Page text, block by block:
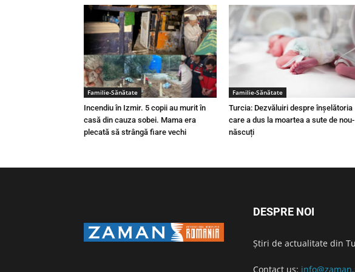
Familie-Sănătate
Incendiu în Izmir. 5 copii au murit în
casă din cauza sobei. Mama era
plecată să strângă fiare vechi
Familie-Sănătate
Turcia: Dezvăluiri despre înșelătoria
care a dus la moartea a sute de nou-
născuți
DESPRE NOI
Știri de actualitate din
Contact us: